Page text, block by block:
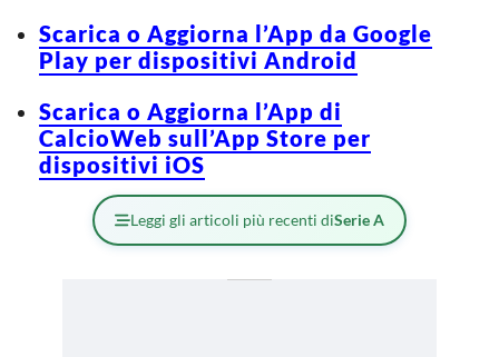
Scarica o Aggiorna l’App da Google
Play per dispositivi Android
Scarica o Aggiorna l’App di
CalcioWeb sull’App Store per
dispositivi iOS
Leggi gli articoli più recenti diSerie A